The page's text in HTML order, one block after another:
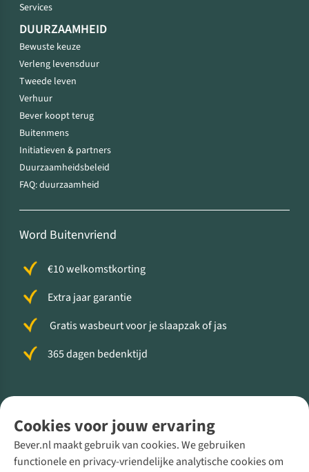
Cookies voor jouw ervaring
Bever.nl maakt gebruik van cookies. We gebruiken
functionele en privacy-vriendelijke analytische cookies om
Services
DUURZAAMHEID
Bewuste keuze
Verleng levensduur
Tweede leven
Verhuur
Bever koopt terug
Buitenmens
Initiatieven & partners
Duurzaamheidsbeleid
FAQ: duurzaamheid
Word Buitenvriend
€10 welkomstkorting
Extra jaar garantie
Gratis wasbeurt voor je slaapzak of jas
365 dagen bedenktijd